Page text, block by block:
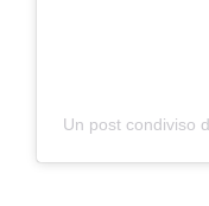
Un post condiviso